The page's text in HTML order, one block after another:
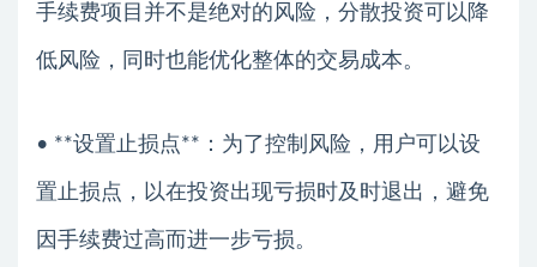
手续费项目并不是绝对的风险，分散投资可以降
低风险，同时也能优化整体的交易成本。
• **设置止损点**：为了控制风险，用户可以设
置止损点，以在投资出现亏损时及时退出，避免
因手续费过高而进一步亏损。